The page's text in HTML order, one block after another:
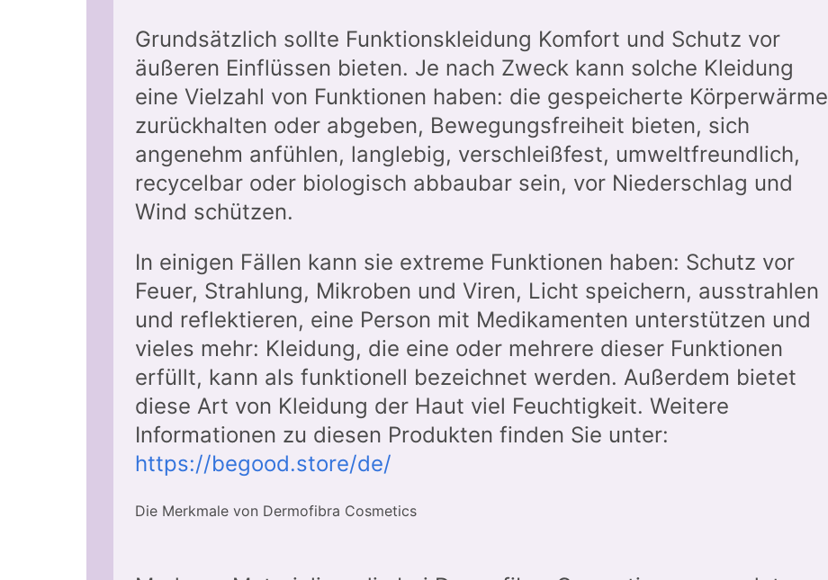
Grundsätzlich sollte Funktionskleidung Komfort und Schutz vor
äußeren Einflüssen bieten. Je nach Zweck kann solche Kleidung
eine Vielzahl von Funktionen haben: die gespeicherte Körperwärme
zurückhalten oder abgeben, Bewegungsfreiheit bieten, sich
angenehm anfühlen, langlebig, verschleißfest, umweltfreundlich,
recycelbar oder biologisch abbaubar sein, vor Niederschlag und
Wind schützen.
In einigen Fällen kann sie extreme Funktionen haben: Schutz vor
Feuer, Strahlung, Mikroben und Viren, Licht speichern, ausstrahlen
und reflektieren, eine Person mit Medikamenten unterstützen und
vieles mehr: Kleidung, die eine oder mehrere dieser Funktionen
erfüllt, kann als funktionell bezeichnet werden. Außerdem bietet
diese Art von Kleidung der Haut viel Feuchtigkeit. Weitere
Informationen zu diesen Produkten finden Sie unter:
https://begood.store/de/
Die Merkmale von Dermofibra Cosmetics